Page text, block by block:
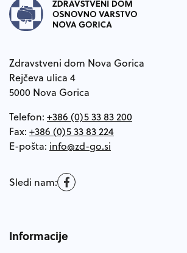
Zdravstveni dom Nova Gorica
Rejčeva ulica 4
5000 Nova Gorica
Telefon: +386 (0)5 33 83 200
Fax: +386 (0)5 33 83 224
E-pošta:
Sledi nam:
Informacije